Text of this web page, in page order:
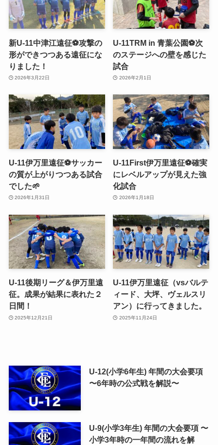
新U-11中津江遠征⚽️攻撃の
形ができつつある遠征にな
りました！
2026年3月22日
U-11TRM in 青葉公園⚽️次
のステージへの壁を感じた
試合
2026年2月1日
U-11伊万里遠征⚽️サッカー
の質が上がりつつある試合
でした🌱
2026年1月31日
U-11First伊万里遠征⚽️確実
にレベルアップが見えた強
化試合
2026年1月18日
U-11後期リーグ＆伊万里遠
征。成果が結果に表れた２
日間！
2025年12月21日
U-11伊万里遠征（vsバルテ
ィード、大坪、ヴェルスリ
アン）に行ってきました。
2025年11月24日
U-12(小学6年生) 年間の大会要項
〜6年時の公式戦を解説〜
U-9(小学3年生) 年間の大会要項 〜
小学3年時の一年間の流れを解